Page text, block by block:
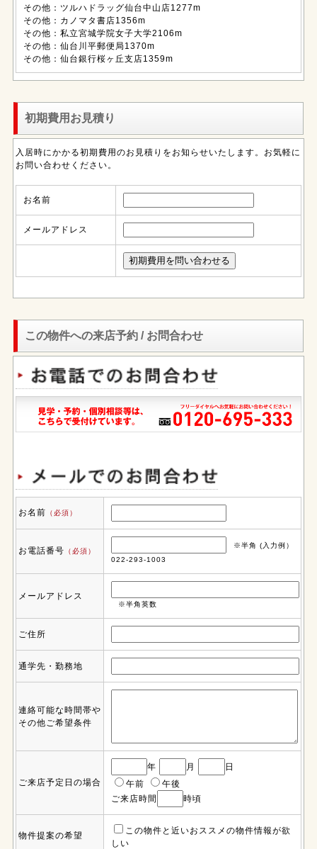
その他：ツルハドラッグ仙台中山店1277m
その他：カノマタ書店1356m
その他：私立宮城学院女子大学2106m
その他：仙台川平郵便局1370m
その他：仙台銀行桜ヶ丘支店1359m
初期費用お見積り
入居時にかかる初期費用のお見積りをお知らせいたします。お気軽に
お問い合わせください。
お名前
メールアドレス
この物件への来店予約 / お問合わせ
お名前 （必須）
お電話番号 （必須）
※半角 (入力例）
022-293-1003
メールアドレス
※半角英数
ご住所
通学先・勤務地
連絡可能な時間帯や
その他ご希望条件
ご来店予定日の場合
年 月
日
午前
午後
ご来店時間
時頃
物件提案の希望
この物件と近いおススメの物件情報が欲
しい